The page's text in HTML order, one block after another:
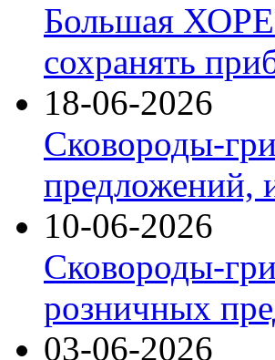
Большая
сохранять
18-06-2026
Сковороды-
предложений,
10-06-2026
Сковороды-
розничных
03-06-2026